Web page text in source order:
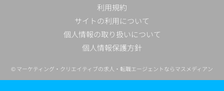
利用規約
サイトの利用について
個人情報の取り扱いについて
個人情報保護方針
© マーケティング・クリエイティブの求人・転職エージェントならマスメディアン